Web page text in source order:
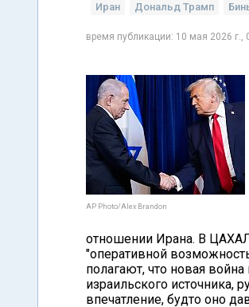
Иран Дональд Трамп
время публикации: 10 мая 2026 г.,
AP Photo/Alex Brandon
отношении Ирана. В
"оперативной
полагают, что новая
израильского источника,
впечатление, будто оно